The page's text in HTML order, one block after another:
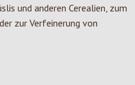
und anderen Cerealien, zum
zur Verfeinerung von